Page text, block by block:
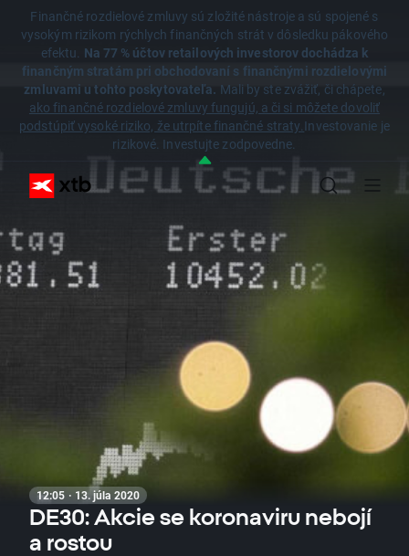
Finančné rozdielové zmluvy sú zložité nástroje a sú spojené s
vysokým rizikom rýchlych finančných strát v dôsledku pákového
efektu. Na 77 % účtov retailových investorov dochádza k
finančným stratám pri obchodovaní s finančnými rozdielovými
zmluvami u tohto poskytovateľa. Mali by ste zvážiť, či chápete,
ako finančné rozdielové zmluvy fungujú, a či si môžete dovoliť
podstúpiť vysoké riziko, že utrpíte finančné straty.Investovanie je
rizikové. Investujte zodpovedne.
12:05 · 13. júla 2020
DE30: Akcie se koronaviru nebojí
a rostou